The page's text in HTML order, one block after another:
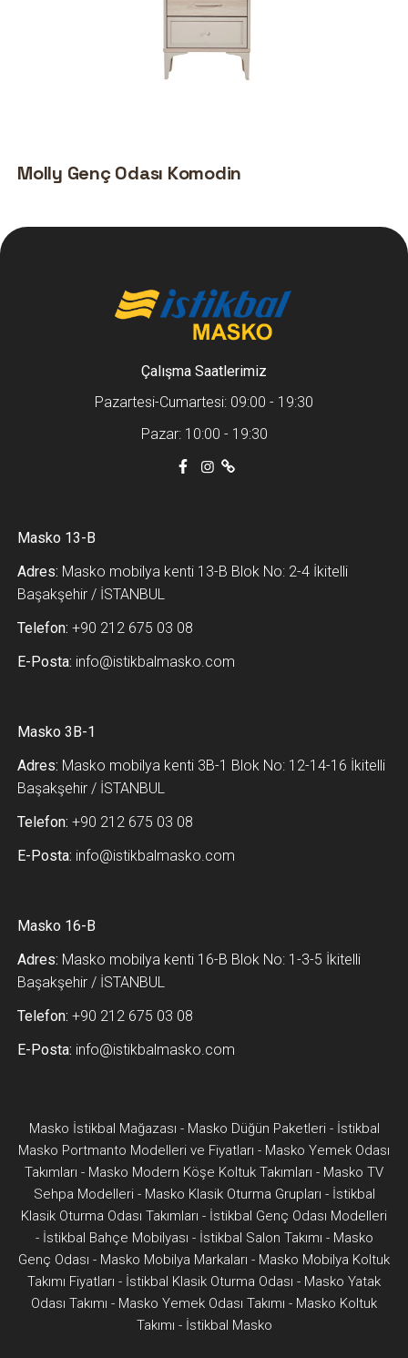
Molly Genç Odası Komodin
Çalışma Saatlerimiz
Pazartesi-Cumartesi: 09:00 - 19:30
Pazar: 10:00 - 19:30
Masko 13-B
Adres: Masko mobilya kenti 13-B Blok No: 2-4 İkitelli
Başakşehir / İSTANBUL
Telefon: +90 212 675 03 08
E-Posta: info@istikbalmasko.com
Masko 3B-1
Adres: Masko mobilya kenti 3B-1 Blok No: 12-14-16 İkitelli
Başakşehir / İSTANBUL
Telefon: +90 212 675 03 08
E-Posta: info@istikbalmasko.com
Masko 16-B
Adres: Masko mobilya kenti 16-B Blok No: 1-3-5 İkitelli
Başakşehir / İSTANBUL
Telefon: +90 212 675 03 08
E-Posta: info@istikbalmasko.com
Masko İstikbal Mağazası - Masko Düğün Paketleri- İstikbal
Masko Portmanto Modelleri ve Fiyatları - Masko Yemek Odası
Takımları - Masko Modern Köşe Koltuk Takımları - Masko TV
Sehpa Modelleri- Masko Klasik Oturma Grupları - İstikbal
Klasik Oturma Odası Takımları - İstikbal Genç Odası Modelleri
- İstikbal Bahçe Mobilyası - İstikbal Salon Takımı - Masko
Genç Odası - Masko Mobilya Markaları - Masko Mobilya Koltuk
Takımı Fiyatları - İstikbal Klasik Oturma Odası - Masko Yatak
Odası Takımı - Masko Yemek Odası Takımı - Masko Koltuk
Takımı - İstikbal Masko